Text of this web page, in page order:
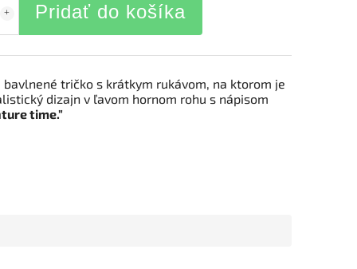
Pridať do košíka
bavlnené tričko s krátkym rukávom, na ktorom je
dizajn v ľavom hornom rohu s nápisom
time."